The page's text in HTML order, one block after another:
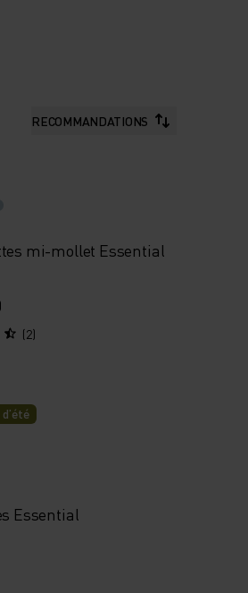
RECOMMANDATIONS
mi-mollet Essential
(2)
Essential